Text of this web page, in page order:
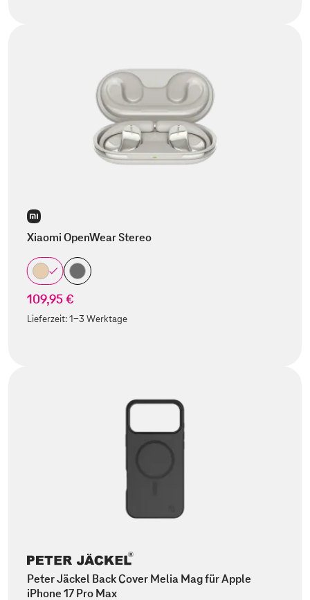
Xiaomi OpenWear Stereo
109,95 €
Lieferzeit:1-3 Werktage
Peter Jäckel Back Cover Melia Mag für Apple
iPhone 17 Pro Max